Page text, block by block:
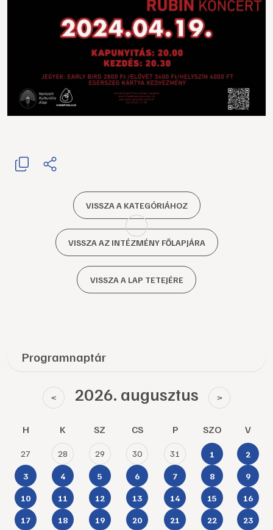
VISSZA A KATEGÓRIÁHOZ
VISSZA AZ INTÉZMÉNY FŐLAPJÁRA
VISSZA A LAP TETEJÉRE
Programnaptár
< 2026. augusztus >
H K SZ CS P SZO V
27 28 29 30 31 1 2
3 4 5 6 7 8 9
10 11 12 13 14 15 16
17 18 19 20 21 22 23